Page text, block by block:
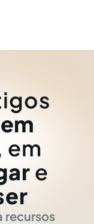
em
e
recursos